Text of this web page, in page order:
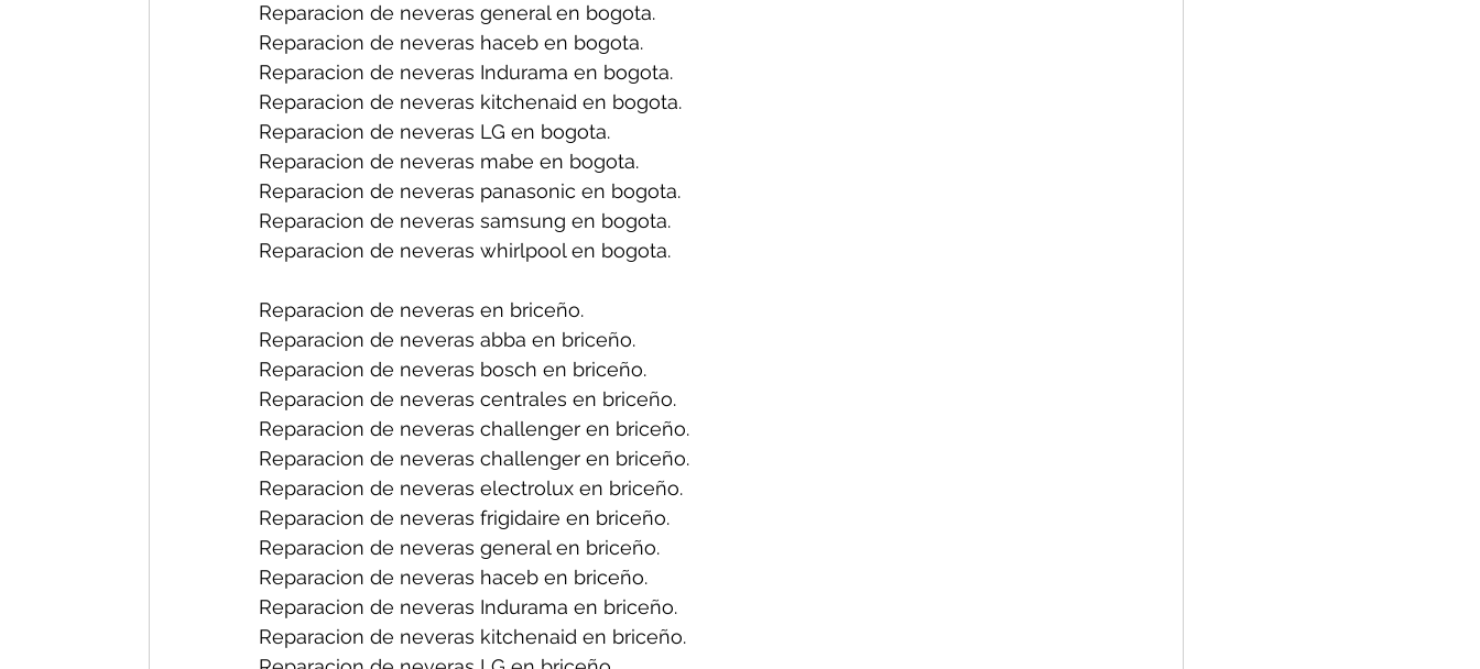
Reparacion de neveras general en bogota.
Reparacion de neveras haceb en bogota.
Reparacion de neveras Indurama en bogota.
Reparacion de neveras kitchenaid en bogota.
Reparacion de neveras LG en bogota.
Reparacion de neveras mabe en bogota.
Reparacion de neveras panasonic en bogota.
Reparacion de neveras samsung en bogota.
Reparacion de neveras whirlpool en bogota.
Reparacion de neveras en briceño.
Reparacion de neveras abba en briceño.
Reparacion de neveras bosch en briceño.
Reparacion de neveras centrales en briceño.
Reparacion de neveras challenger en briceño.
Reparacion de neveras challenger en briceño.
Reparacion de neveras electrolux en briceño.
Reparacion de neveras frigidaire en briceño.
Reparacion de neveras general en briceño.
Reparacion de neveras haceb en briceño.
Reparacion de neveras Indurama en briceño.
Reparacion de neveras kitchenaid en briceño.